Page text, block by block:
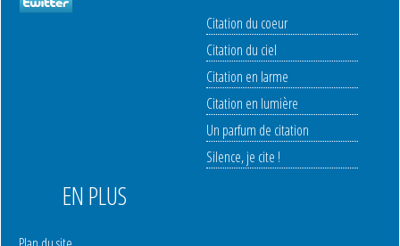
Citation du coeur
Citation du ciel
Citation en larme
Citation en lumière
Un parfum de citation
Silence, je cite !
EN PLUS